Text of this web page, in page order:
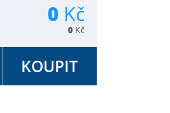
0 Kč
0 Kč
KOUPIT